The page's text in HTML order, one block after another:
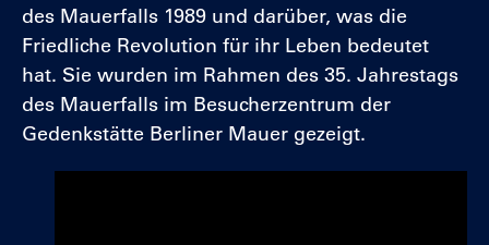
des Mauerfalls 1989 und darüber, was die
Friedliche Revolution für ihr Leben bedeutet
hat. Sie wurden im Rahmen des 35. Jahrestags
des Mauerfalls im Besucherzentrum der
Gedenkstätte Berliner Mauer gezeigt.